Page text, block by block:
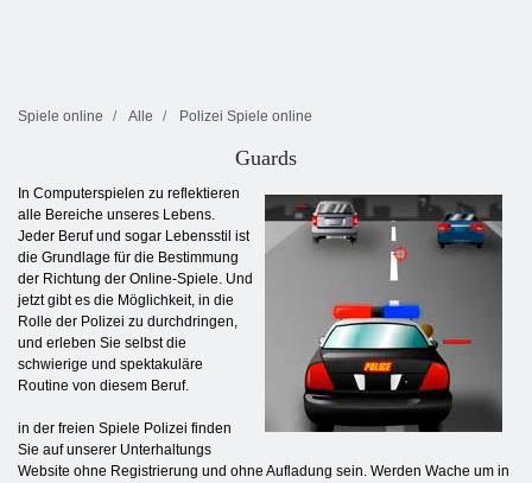
Spiele online Alle Polizei Spiele online
Guards
In Computerspielen zu reflektieren
alle Bereiche unseres Lebens.
Jeder Beruf und sogar Lebensstil ist
die Grundlage für die Bestimmung
der Richtung der Online-Spiele. Und
jetzt gibt es die Möglichkeit, in die
Rolle der Polizei zu durchdringen,
und erleben Sie selbst die
schwierige und spektakuläre
Routine von diesem Beruf.
in der freien Spiele Polizei finden
Sie auf unserer Unterhaltungs
Website ohne Registrierung und ohne Aufladung sein. Werden Wache um in